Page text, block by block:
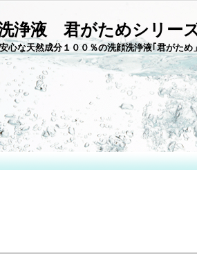
浄液 君がためシリー
安心な天然成分１００％の洗顔洗浄液｢君